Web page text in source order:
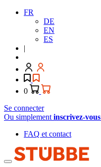
FR
DE
EN
ES
|
0
Se connecter
Ou simplement inscrivez-vous
FAQ et contact